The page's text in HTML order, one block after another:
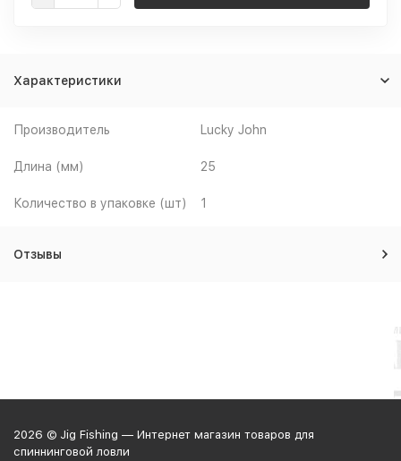
Характеристики
Производитель Lucky John
Длина (мм) 25
Количество в упаковке (шт) 1
Отзывы
2026 © Jig Fishing — Интернет магазин товаров для
спиннинговой ловли